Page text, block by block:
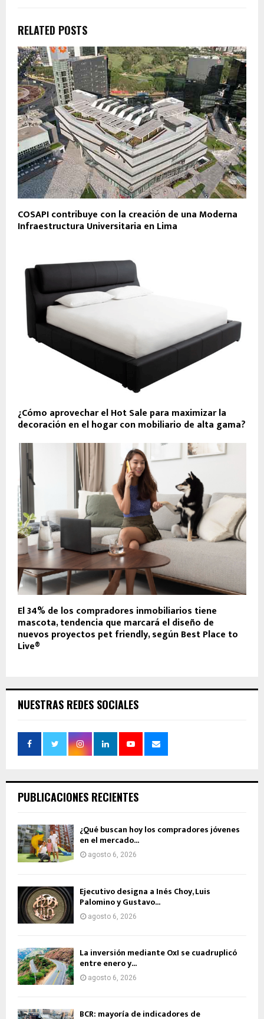
RELATED POSTS
COSAPI contribuye con la creación de una Moderna
Infraestructura Universitaria en Lima
¿Cómo aprovechar el Hot Sale para maximizar la
decoración en el hogar con mobiliario de alta gama?
El 34% de los compradores inmobiliarios tiene
mascota, tendencia que marcará el diseño de
nuevos proyectos pet friendly, según Best Place to
Live®
NUESTRAS REDES SOCIALES
PUBLICACIONES RECIENTES
¿Qué buscan hoy los compradores jóvenes
en el mercado...
agosto 6, 2026
Ejecutivo designa a Inés Choy, Luis
Palomino y Gustavo...
agosto 6, 2026
La inversión mediante OxI se cuadruplicó
entre enero y...
agosto 6, 2026
BCR: mayoría de indicadores de